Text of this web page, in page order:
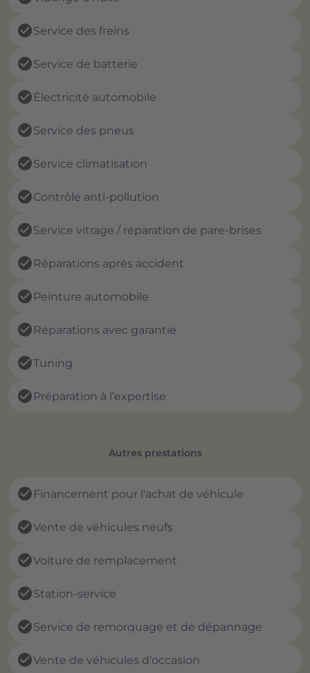
check_circleService des freins
check_circleService de batterie
check_circle Électricité automobile
check_circleService des pneus
check_circleService climatisation
check_circleContrôle anti-pollution
check_circleService vitrage / réparation de pare-brises
check_circle Réparations après accident
check_circle Peinture automobile
check_circle Réparations avec garantie
check_circleTuning
check_circle Préparation à l’expertise
Autres prestations
check_circle Financement pour l'achat de véhicule
check_circleVente de véhicules neufs
check_circleVoiture de remplacement
check_circleStation-service
check_circleService de remorquage et de dépannage
check_circleVente de véhicules d'occasion